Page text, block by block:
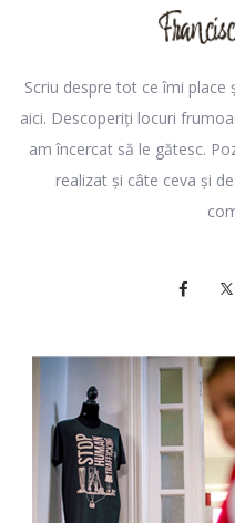
Scriu despre tot ce îmi place
aici. Descoperiți locuri
am încercat să le gătesc.
realizat și câte ceva și